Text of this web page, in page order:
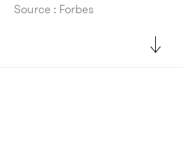
Source : Forbes